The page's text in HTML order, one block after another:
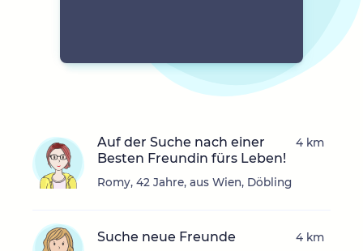
Auf der Suche nach einer
Besten Freundin fürs Leben!
Romy, 42 Jahre, aus Wien, Döbling
4 km
Suche neue Freunde 4 km